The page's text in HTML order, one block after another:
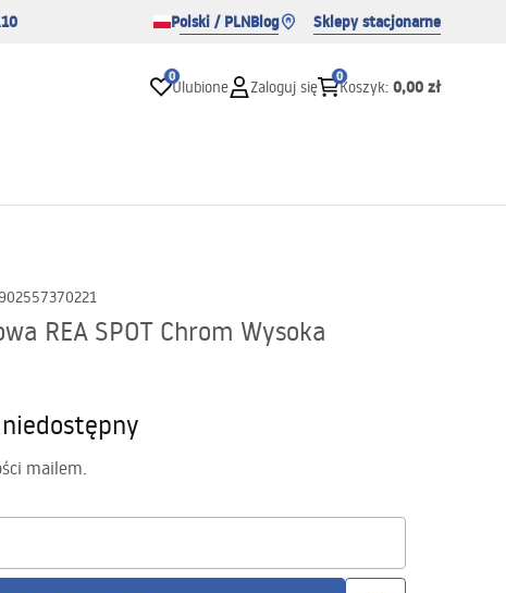
Polski / PLNBlog Sklepy stacjonarne
0
Ulubione Zaloguj się
0
Koszyk: 0,00 zł
REA SPOT Chrom Wysoka
mailem.